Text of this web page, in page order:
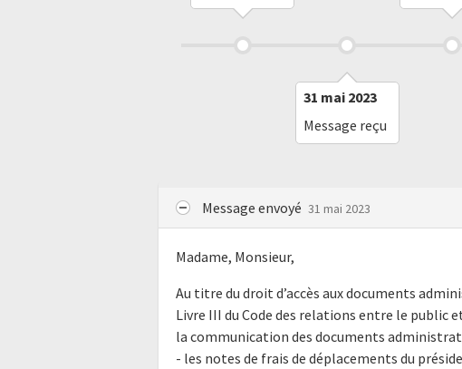
31 mai 2023
Message reçu
Message envoyé 31 mai 2023
Madame, Monsieur,
Au titre du droit d’accès aux documents
Livre III du Code des relations entre le
la communication des documents
- les notes de frais de déplacements du